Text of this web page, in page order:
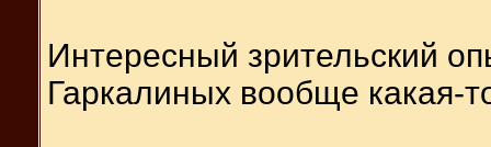
Интересный зрительский
Гаркалиных вообще какая-